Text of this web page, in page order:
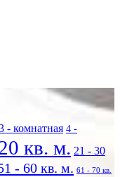
- комнатная 4 -
кв. м. 21 - 30
- 60 кв. м. 61 - 70 кв.